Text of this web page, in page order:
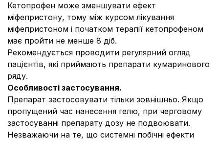
Кетопрофен може зменшувати ефект
міфепристону, тому між курсом лікування
міфепристоном і початком терапії кетопрофеном
має пройти не менше 8 діб.
Рекомендується проводити регулярний огляд
пацієнтів, які приймають препарати кумаринового
ряду.
Особливості застосування.
Препарат застосовувати тільки зовнішньо. Якщо
пропущений час нанесення гелю, при черговому
застосуванні препарату дозу не подвоювати.
Незважаючи на те, що системні побічні ефекти